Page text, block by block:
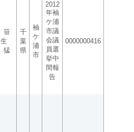
笹
生
猛
千
葉
県
袖
ケ
浦
市
2012
年袖
ケ浦
市議
会議
員選
挙中
間報
告
0000000416